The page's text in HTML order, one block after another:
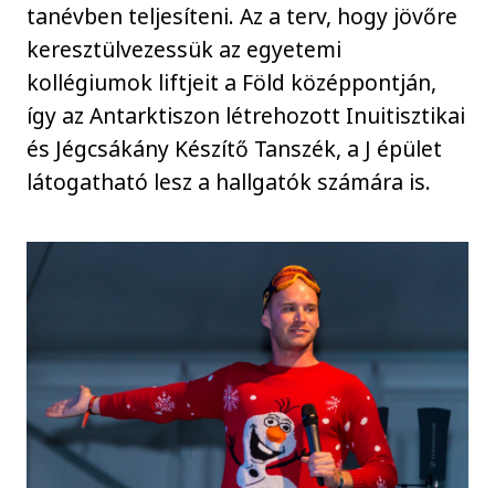
tanévben teljesíteni. Az a terv, hogy jövőre
keresztülvezessük az egyetemi
kollégiumok liftjeit a Föld középpontján,
így az Antarktiszon létrehozott Inuitisztikai
és Jégcsákány Készítő Tanszék, a J épület
látogatható lesz a hallgatók számára is.